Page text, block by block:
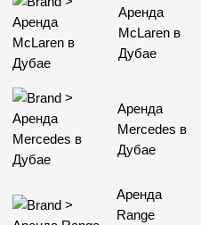
Аренда
McLaren в
Дубае
Аренда
Mercedes в
Дубае
Аренда
Range